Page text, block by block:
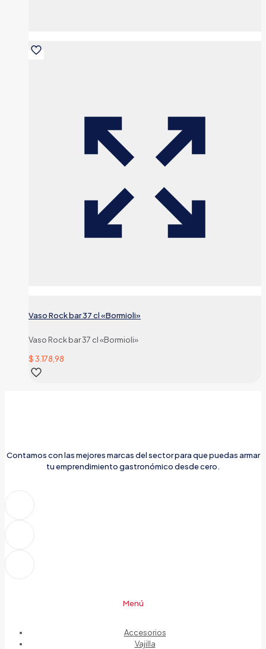
Vaso Rock bar 37 cl «Bormioli»
Vaso Rock bar 37 cl «Bormioli»
$3.178,98
Contamos con las mejores marcas del sector para que puedas armar
tu emprendimiento gastronómico desde cero.
Menú
Accesorios
Vajilla